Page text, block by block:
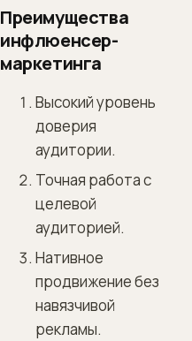
Преимущества
инфлюенсер-
маркетинга
Высокий уровень
доверия
аудитории.
Точная работа с
целевой
аудиторией.
Нативное
продвижение без
навязчивой
рекламы.